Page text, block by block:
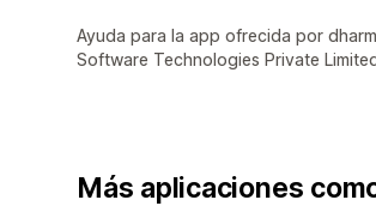
Ayuda para la app ofrecida por
Software Technologies Private
Más aplicaciones